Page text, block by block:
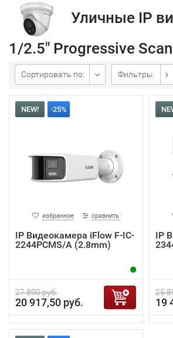
Уличные IP
1/2.5" Progressive
Сортировать по: Фильтры
NEW! -25%
избранное сравнить
IP Видеокамера iFlow F-IC-
2244PCMS/A (2.8mm)
27 890 руб.
20 917,50 руб.
IP
25
19